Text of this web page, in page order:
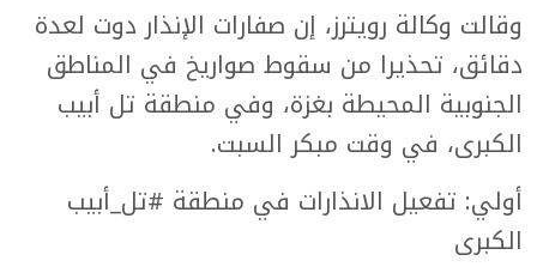
وقالت وكالة رويترز، إن صفارات الإنذار دوت لعدة
دقائق، تحذيرا من سقوط صواريخ في المناطق
الجنوبية المحيطة بغزة، وفي منطقة تل أبيب
الكبرى، في وقت مبكر السبت.
أولي: تفعيل الانذارات في منطقة #تل_أبيب
الكبرى